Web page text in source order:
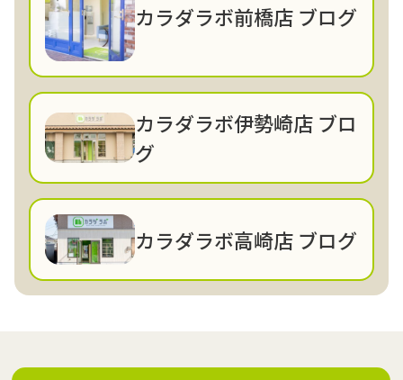
カラダラボ前橋店 ブログ
カラダラボ伊勢崎店 ブロ
グ
カラダラボ高崎店 ブログ